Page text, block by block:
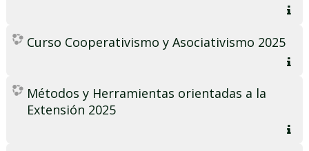
Curso Cooperativismo y Asociativismo 2025
Métodos y Herramientas orientadas a la
Extensión 2025